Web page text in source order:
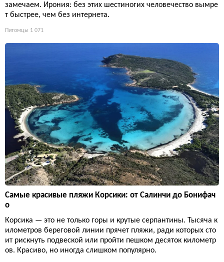
замечаем. Ирония: без этих шестиногих человечество вымре
т быстрее, чем без интернета.
Питомцы 1 071
Самые красивые пляжи Корсики: от Салинчи до Бонифач
о
Корсика — это не только горы и крутые серпантины. Тысяча к
илометров береговой линии прячет пляжи, ради которых сто
ит рискнуть подвеской или пройти пешком десяток километр
ов. Красиво, но иногда слишком популярно.